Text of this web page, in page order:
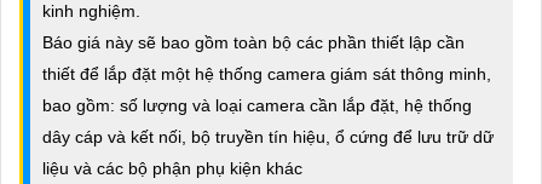
kinh nghiệm.
Báo giá này sẽ bao gồm toàn bộ các phần thiết lập cần
thiết để lắp đặt một hệ thống camera giám sát thông minh,
bao gồm: số lượng và loại camera cần lắp đặt, hệ thống
dây cáp và kết nối, bộ truyền tín hiệu, ổ cứng để lưu trữ dữ
liệu và các bộ phận phụ kiện khác